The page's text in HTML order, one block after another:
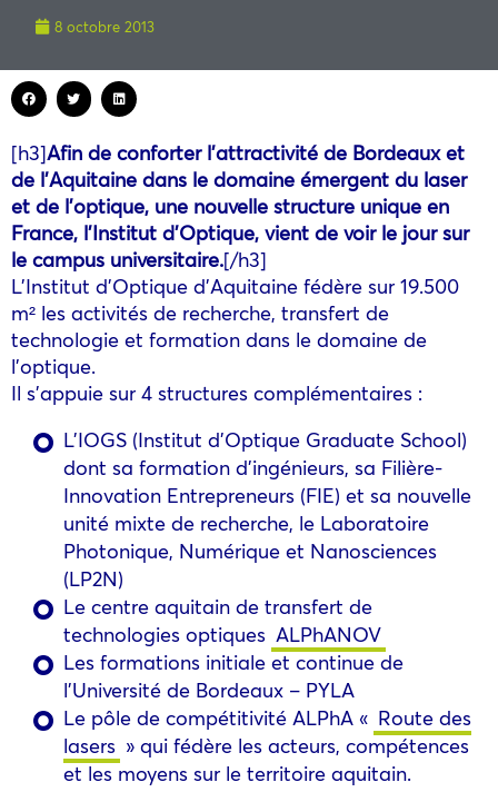
8 octobre 2013
[h3]Afin de conforter l’attractivité de Bordeaux et
de l’Aquitaine dans le domaine émergent du laser
et de l’optique, une nouvelle structure unique en
France, l’Institut d’Optique, vient de voir le jour sur
le campus universitaire.[/h3]
L’Institut d’Optique d’Aquitaine fédère sur 19.500
m² les activités de recherche, transfert de
technologie et formation dans le domaine de
l’optique.
Il s’appuie sur 4 structures complémentaires :
L’IOGS (Institut d’Optique Graduate School)
dont sa formation d’ingénieurs, sa Filière-
Innovation Entrepreneurs (FIE) et sa nouvelle
unité mixte de recherche, le Laboratoire
Photonique, Numérique et Nanosciences
(LP2N)
Le centre aquitain de transfert de
technologies optiques ALPhANOV
Les formations initiale et continue de
l’Université de Bordeaux – PYLA
Le pôle de compétitivité ALPhA « Route des
lasers » qui fédère les acteurs, compétences
et les moyens sur le territoire aquitain.